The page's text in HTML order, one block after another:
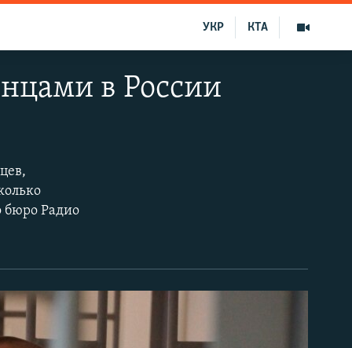
КТА
УКР
в России
бюро Радио